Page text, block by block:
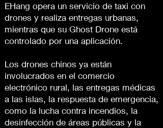
EHang opera un servicio de taxi con
drones y realiza entregas urbanas,
mientras que su Ghost Drone está
controlado por una aplicación.
Los drones chinos ya están
involucrados en el comercio
electrónico rural, las entregas médicas
a las islas, la respuesta de emergencia,
como la lucha contra incendios, la
desinfección de áreas públicas y la